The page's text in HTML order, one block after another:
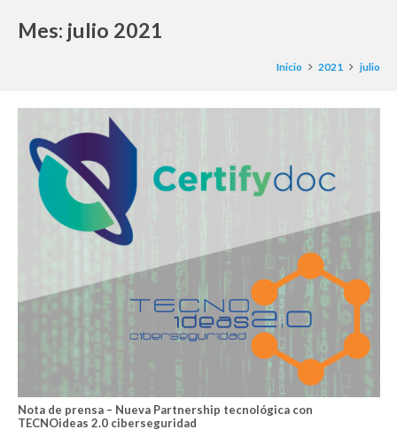
Mes: julio 2021
Inicio 2021 julio
Nota de prensa – Nueva Partnership tecnológica con
TECNOideas 2.0 ciberseguridad